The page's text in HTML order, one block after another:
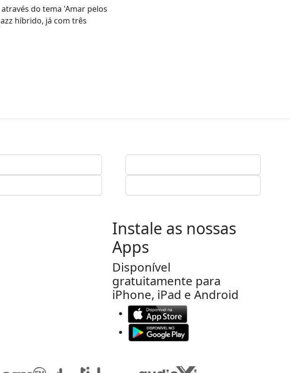
do tema 'Amar pelos
híbrido, já com três
Instale as nossas
Apps
Disponível
gratuitamente para
iPhone, iPad e Android